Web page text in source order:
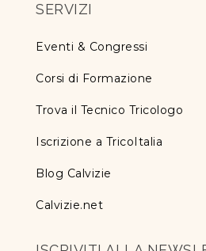
SERVIZI
Eventi & Congressi
Corsi di Formazione
Trova il Tecnico Tricologo
Iscrizione a TricoItalia
Blog Calvizie
Calvizie.net